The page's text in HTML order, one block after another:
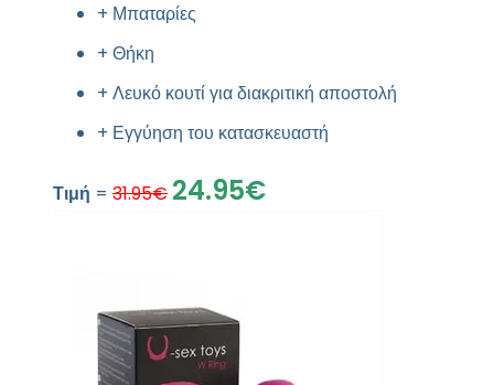
+ Μπαταρίες
+ Θήκη
+ Λευκό κουτί για διακριτική αποστολή
+ Εγγύηση του κατασκευαστή
Τιμή = 31.95€ 24.95€